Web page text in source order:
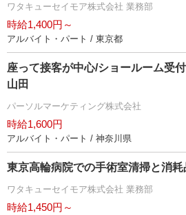
ワタキューセイモア株式会社 業務部
時給1,400円～
アルバイト・パート / 東京都
座って接客が中心/ショールーム受
山田
パーソルマーケティング株式会社
時給1,600円
アルバイト・パート / 神奈川県
東京高輪病院での手術室清掃と消
ワタキューセイモア株式会社 業務部
時給1,450円～